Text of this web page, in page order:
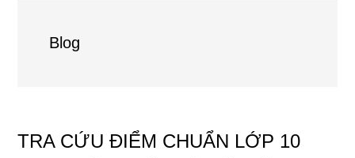
Blog
TRA CỨU ĐIỂM CHUẨN LỚP 10